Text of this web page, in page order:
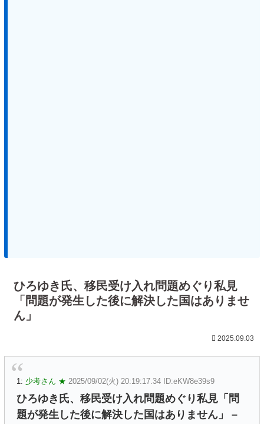
ひろゆき氏、移民受け入れ問題めぐり私見
「問題が発生した後に解決した国はありませ
ん」
2025.09.03
1: 少考さん ★ 2025/09/02(火) 20:19:17.34 ID:eKW8e39s9
ひろゆき氏、移民受け入れ問題めぐり私見「問
題が発生した後に解決した国はありません」 –